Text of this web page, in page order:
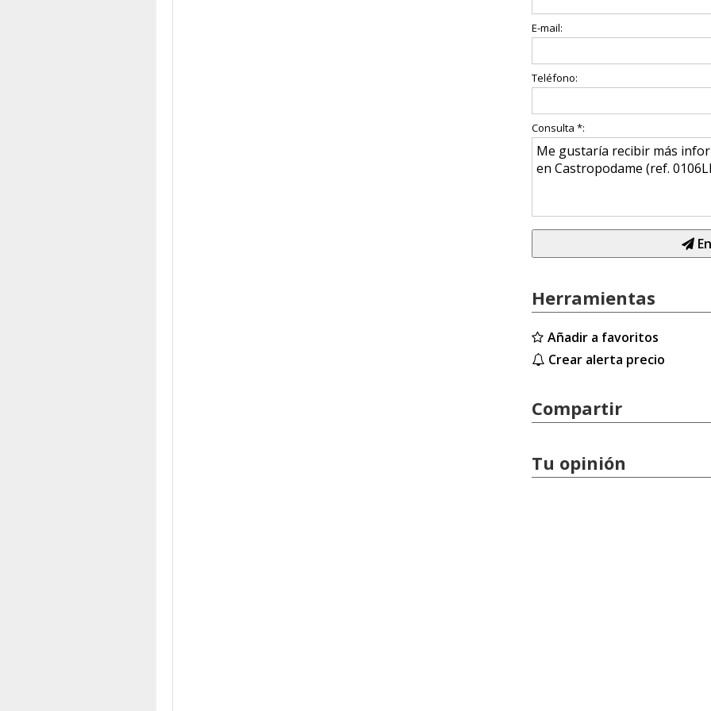
E-mail:
Teléfono:
Consulta *:
Herramientas
Añadir a favoritos
Crear alerta precio
Compartir
Tu opinión